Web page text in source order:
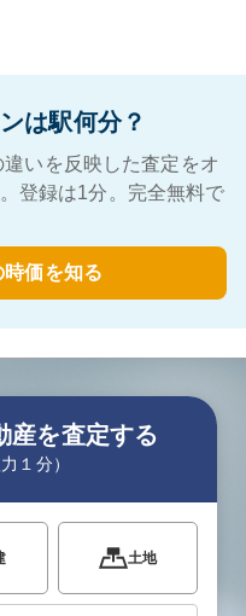
は駅何分？
いを反映した査定をオ
登録は1分。完全無料で
価を知る
産を査定する
１分）
土地